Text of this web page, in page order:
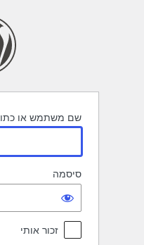
שם משתמש או
סיסמה
זכור אותי